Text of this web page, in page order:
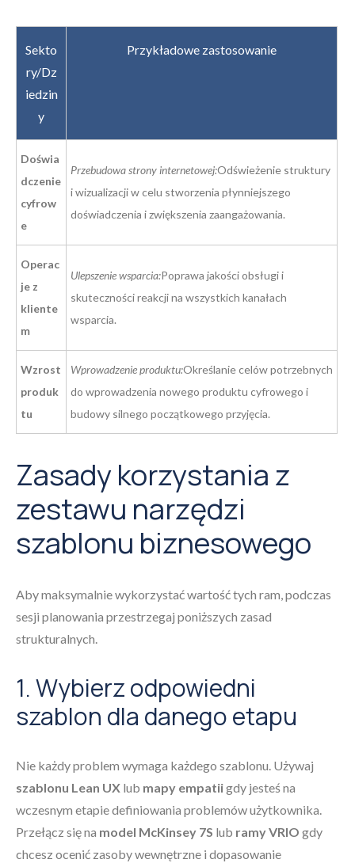
Sekto
ry/Dz
iedzin
y
Przykładowe zastosowanie
Doświa
dczenie
cyfrow
e
Przebudowa strony internetowej:Odświeżenie struktury
i wizualizacji w celu stworzenia płynniejszego
doświadczenia i zwiększenia zaangażowania.
Operac
je z
kliente
m
Ulepszenie wsparcia:Poprawa jakości obsługi i
skuteczności reakcji na wszystkich kanałach
wsparcia.
Wzrost
produk
tu
Wprowadzenie produktu:Określanie celów potrzebnych
do wprowadzenia nowego produktu cyfrowego i
budowy silnego początkowego przyjęcia.
Zasady korzystania z
zestawu narzędzi
szablonu biznesowego
Aby maksymalnie wykorzystać wartość tych ram, podczas
sesji planowania przestrzegaj poniższych zasad
strukturalnych.
1. Wybierz odpowiedni
szablon dla danego etapu
Nie każdy problem wymaga każdego szablonu. Używaj
szablonu Lean UX lub mapy empatiigdy jesteś na
wczesnym etapie definiowania problemów użytkownika.
Przełącz się na model McKinsey 7S lub ramy VRIO gdy
chcesz ocenić zasoby wewnętrzne i dopasowanie